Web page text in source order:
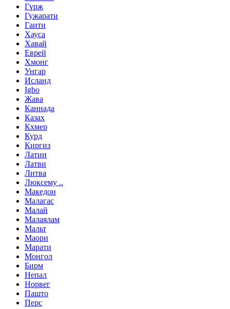
Гүрж
Гужарати
Гаити
Хауса
Хавай
Еврей
Хмонг
Унгар
Исланд
Igbo
Жава
Каннада
Казах
Кхмер
Курд
Киргиз
Латин
Латви
Литва
Люксему ..
Македон
Малагас
Малай
Малаялам
Мальт
Маори
Марати
Монгол
Бирм
Непал
Норвег
Пашто
Перс